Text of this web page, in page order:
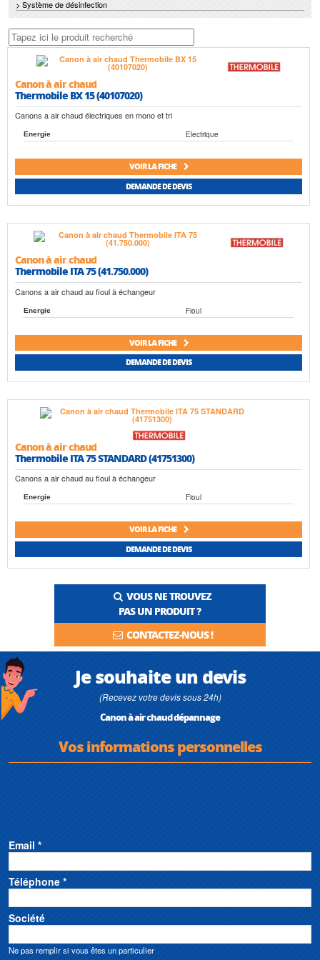
> Système de désinfection
Canon à air chaud
Thermobile BX 15 (40107020)
Canons a air chaud électriques en mono et tri
Energie Electrique
VOIR LA FICHE
DEMANDE DE DEVIS
Canon à air chaud
Thermobile ITA 75 (41.750.000)
Canons a air chaud au fioul à échangeur
Energie Fioul
VOIR LA FICHE
DEMANDE DE DEVIS
Canon à air chaud
Thermobile ITA 75 STANDARD (41751300)
Canons a air chaud au fioul à échangeur
Energie Fioul
VOIR LA FICHE
DEMANDE DE DEVIS
VOUS NE TROUVEZ
PAS UN PRODUIT ?
CONTACTEZ-NOUS !
Je souhaite un devis
(Recevez votre devis sous 24h)
Canon à air chaud dépannage
Vos informations personnelles
Email *
Téléphone *
Société
Ne pas remplir si vous êtes un particulier